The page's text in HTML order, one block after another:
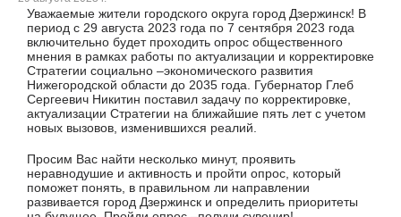
Уважаемые жители городского округа город Дзержинск! В
период с 29 августа 2023 года по 7 сентября 2023 года
включительно будет проходить опрос общественного
мнения в рамках работы по актуализации и корректировке
Стратегии социально –экономического развития
Нижегородской области до 2035 года. Губернатор Глеб
Сергеевич Никитин поставил задачу по корректировке,
актуализации Стратегии на ближайшие пять лет с учетом
новых вызовов, изменившихся реалий.
Просим Вас найти несколько минут, проявить
неравнодушие и активность и пройти опрос, который
поможет понять, в правильном ли направлении
развивается город Дзержинск и определить приоритеты